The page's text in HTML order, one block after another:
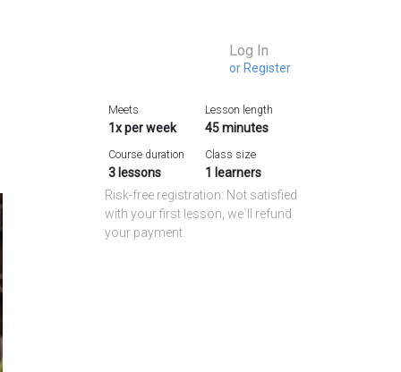
Log In
or Register
Meets
1 x per week
Course duration
3lessons
Lesson length
45minutes
Class size
1
learners
Risk-free registration: Not satisfied
with your first lesson, we`ll refund
your payment.